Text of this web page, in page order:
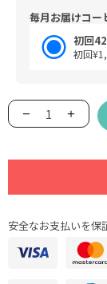
毎月お届けコー
初回
初回
安全なお支払いを保